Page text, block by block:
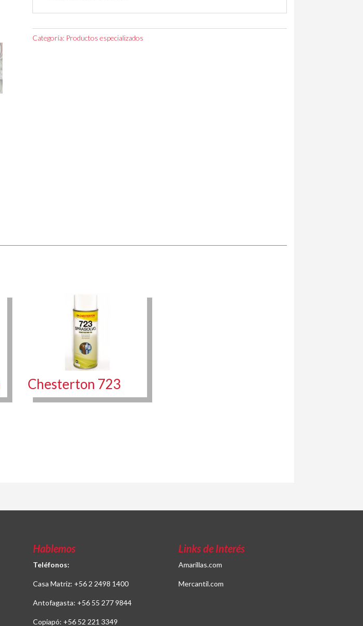
Categoría: Productos especializados
Chesterton 723
Hablemos
Teléfonos:
Casa Matriz: +56 2 2498 1400
Antofagasta: +56 55 277 9844
Copiapó: +56 52 221 3349
Links de Interés
Amarillas.com
Mercantil.com